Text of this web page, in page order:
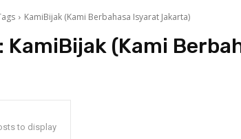
KamiBijak (Kami Berbahasa Isyarat Jakarta)
KamiBijak (Kami
to display